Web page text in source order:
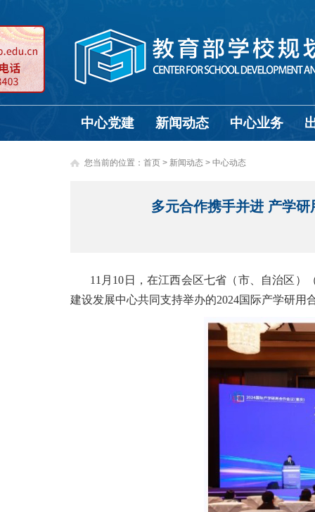
中心党建 新闻动态 中心业务
您当前的位置： 首页 > 新闻动态 > 中心动态
多元合作携手并进 产学
11月10日，在江西会区七省（市、自治区
建设发展中心共同支持举办的2024国际产学研用